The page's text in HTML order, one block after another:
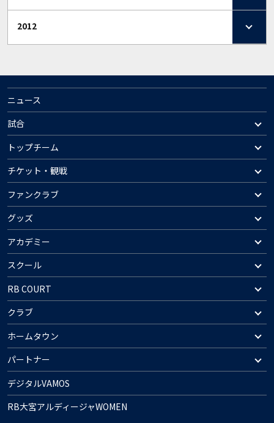
2012
ニュース
試合
トップチーム
チケット・観戦
ファンクラブ
グッズ
アカデミー
スクール
RB COURT
クラブ
ホームタウン
パートナー
デジタルVAMOS
RB大宮アルディージャWOMEN